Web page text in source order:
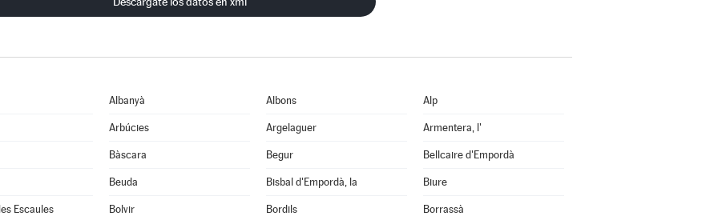
Albanyà Albons Alp
Arbúcies Argelaguer Armentera, l'
Bàscara Begur Bellcaire d'Empordà
Beuda Bisbal d'Empordà, la Biure
Escaules Bolvir Bordils Borrassà